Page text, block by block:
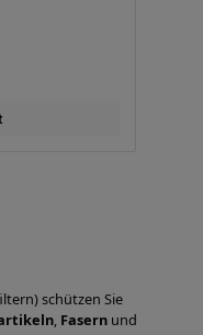
schützen Sie
, Fasern und